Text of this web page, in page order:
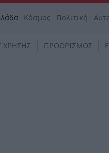
Κόσμος Πολιτική
ΧΡΗΣΗΣ ΠΡΟΟΡΙΣΜΟΣ